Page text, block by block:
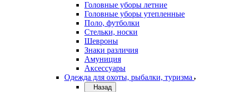
Головные уборы летние
Головные уборы утепленные
Поло, футболки
Стельки, носки
Шевроны
Знаки различия
Амуниция
Аксессуары
Одежда для охоты, рыбалки, туризма
Назад